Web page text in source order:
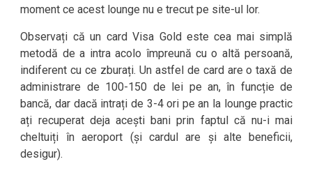
moment ce acest lounge nu e trecut pe site-ul lor.
Observați că un card Visa Gold este cea mai simplă
metodă de a intra acolo împreună cu o altă persoană,
indiferent cu ce zburați. Un astfel de card are o taxă de
administrare de 100-150 de lei pe an, în funcție de
bancă, dar dacă intrați de 3-4 ori pe an la lounge practic
ați recuperat deja acești bani prin faptul că nu-i mai
cheltuiți în aeroport (și cardul are și alte beneficii,
desigur).